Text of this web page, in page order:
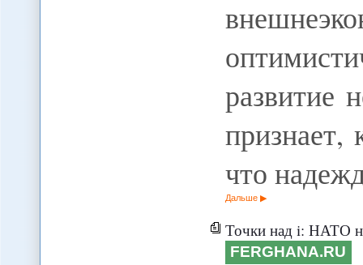
развитие
признает,
что
Дальше
Точки над i: НАТО
FERGHANA.RU